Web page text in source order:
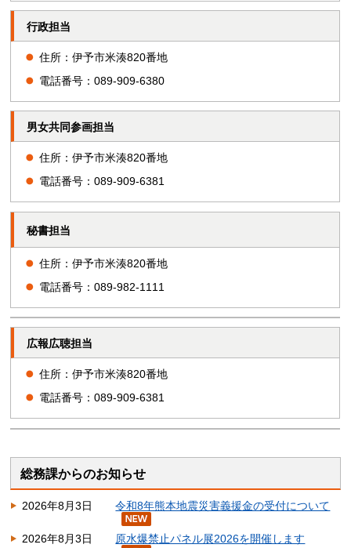
行政担当
住所：伊予市米湊820番地
電話番号：089-909-6380
男女共同参画担当
住所：伊予市米湊820番地
電話番号：089-909-6381
秘書担当
住所：伊予市米湊820番地
電話番号：089-982-1111
広報広聴担当
住所：伊予市米湊820番地
電話番号：089-909-6381
総務課からのお知らせ
2026年8月3日 令和8年熊本地震災害義援金の受付について
2026年8月3日 原水爆禁止パネル展2026を開催します